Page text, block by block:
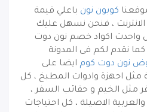
كوبون نون باعلي قيمة
، فنحن نسهل عليك
واحدث اكواد خصم نون دوت
نقدم لكم فى المدونة
نون دوت كوم ايضا على
مثل اجهزة وادوات المطبخ ، كل
مثل الخيم و حقائب السفر ،
الاصيلة ، كل احتياجات